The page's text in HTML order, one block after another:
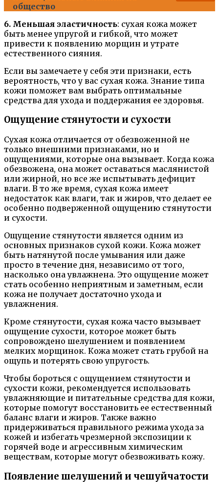
общество
6. Меньшая эластичность: сухая кожа может
быть менее упругой и гибкой, что может
привести к появлению морщин и утрате
естественного сияния.
Если вы замечаете у себя эти признаки, есть
вероятность, что у вас сухая кожа. Знание типа
кожи поможет вам выбрать оптимальные
средства для ухода и поддержания ее здоровья.
Ощущение стянутости и сухости
Сухая кожа отличается от обезвоженной не
только внешними признаками, но и
ощущениями, которые она вызывает. Когда кожа
обезвожена, она может оставаться маслянистой
или жирной, но все же испытывать дефицит
влаги. В то же время, сухая кожа имеет
недостаток как влаги, так и жиров, что делает ее
особенно подверженной ощущению стянутости
и сухости.
Ощущение стянутости является одним из
основных признаков сухой кожи. Кожа может
быть натянутой после умывания или даже
просто в течение дня, независимо от того,
насколько она увлажнена. Это ощущение может
стать особенно неприятным и заметным, если
кожа не получает достаточно ухода и
увлажнения.
Кроме стянутости, сухая кожа часто вызывает
ощущение сухости, которое может быть
сопровождено шелушением и появлением
мелких морщинок. Кожа может стать грубой на
ощупь и потерять свою упругость.
Чтобы бороться с ощущением стянутости и
сухости кожи, рекомендуется использовать
увлажняющие и питательные средства для кожи,
которые помогут восстановить ее естественный
баланс влаги и жиров. Также важно
придерживаться правильного режима ухода за
кожей и избегать чрезмерной экспозиции к
горячей воде и агрессивным химическим
веществам, которые могут обезвоживать кожу.
Появление шелушений и чешуйчатости